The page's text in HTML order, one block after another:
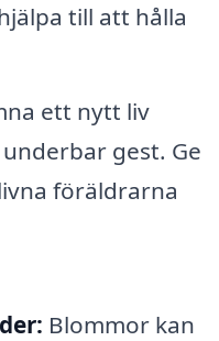
till att hålla
ett nytt liv
gest. Ge
föräldrarna
Blommor kan